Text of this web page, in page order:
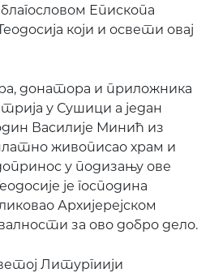
Епископа
који и освети овај
донатора и приложника
у Сушици а један
Василије Минић из
живописао храм и
у подизању ове
је господина
Архијерејском
за ово добро дело.
Литургиији